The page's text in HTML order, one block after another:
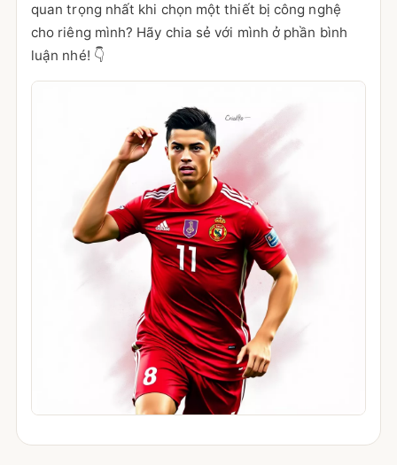
quan trọng nhất khi chọn một thiết bị công nghệ
cho riêng mình? Hãy chia sẻ với mình ở phần bình
luận nhé! 👇